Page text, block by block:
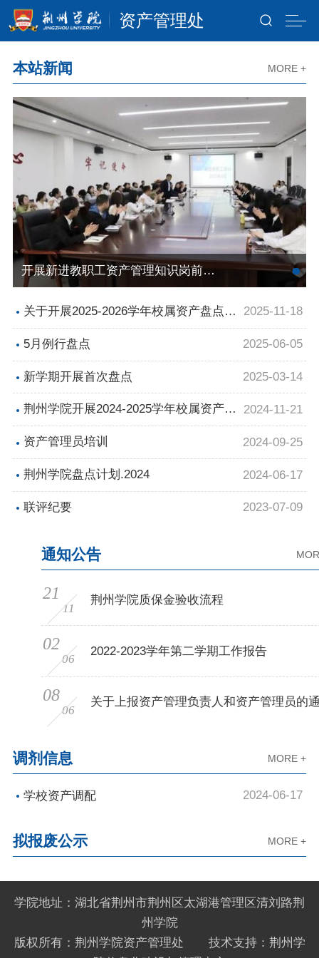
资产管理处
本站新闻 MORE +
开展新进教职工资产管理知识岗前培训
关于开展2025-2026学年校属资产盘点的
通知
2025-11-18
5月例行盘点 2025-06-05
新学期开展首次盘点 2025-03-14
荆州学院开展2024-2025学年校属资产盘
点通知
2024-11-21
资产管理员培训 2024-09-25
荆州学院盘点计划.2024 2024-06-17
联评纪要 2023-07-09
通知公告
21
11
荆州学院质保金验收流程
02
06
2022-2023学年第二学期工作报告
08
06
关于上报资产管理负责人和资产管理员的
调剂信息 MORE +
学校资产调配 2024-06-17
拟报废公示 MORE +
学院地址：湖北省荆州市荆州区太湖港管理区清刘路荆
州学院
版权所有：荆州学院资产管理处 技术支持：荆州学